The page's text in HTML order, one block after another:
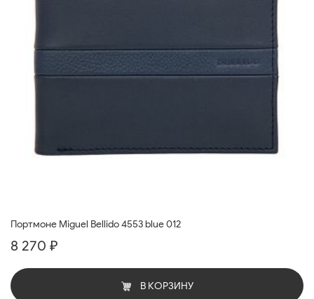
Портмоне Miguel Bellido 4553 blue 012
8 270 ₽
В КОРЗИНУ